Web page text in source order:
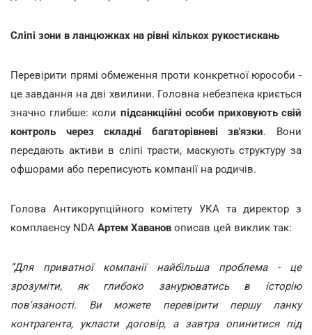
Сліпі зони в ланцюжках на рівні кількох рукостискань
Перевірити прямі обмеження проти конкретної юрособи -
це завдання на дві хвилини. Головна небезпека криється
значно глибше: коли підсанкційні особи приховують свій
контроль через складні багаторівневі зв'язки. Вони
передають активи в сліпі трасти, маскують структуру за
офшорами або переписують компанії на родичів.
Голова Антикорупційного комітету УКА та директор з
комплаєнсу NDA Артем Хаванов описав цей виклик так:
“Для приватної компанії найбільша проблема - це
зрозуміти, як глибоко занурюватись в історію
пов'язаності. Ви можете перевірити першу ланку
контрагента, укласти договір, а завтра опинитися під